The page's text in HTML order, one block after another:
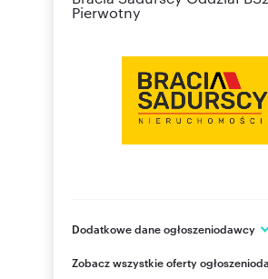
Pierwotny
Dodatkowe dane ogłoszeniodawcy
Kraków
Zobacz wszystkie oferty